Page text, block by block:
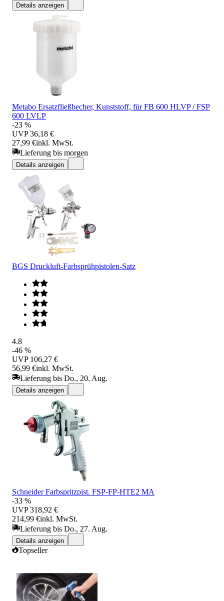
Details anzeigen
Metabo Ersatzfließbecher, Kunststoff, für FB 600 HLVP / FSP
600 LVLP
-23 %
UVP 36,18 €
27,99 €inkl. MwSt.
Lieferung bis morgen
Details anzeigen
BGS Druckluft-Farbsprühpistolen-Satz
4.8
-46 %
UVP 106,27 €
56,99 €inkl. MwSt.
Lieferung bis Do., 20. Aug.
Details anzeigen
Schneider Farbspritzpist. FSP-FP-HTE2 MA
-33 %
UVP 318,92 €
214,99 €inkl. MwSt.
Lieferung bis Do., 27. Aug.
Details anzeigen
Topseller